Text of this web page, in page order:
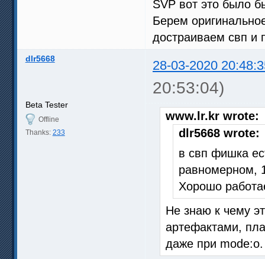
SVP вот это было
Берем
достраиваем свп и
dlr5668 28-03-2020
20:53:04)
Beta Tester
Offline
Thanks: 233
www.lr.kr wrote:
dlr5668 wrote:
в свп фишка
равномерном,
Хорошо
Не знаю к чему
артефактами,
даже при mode:o.